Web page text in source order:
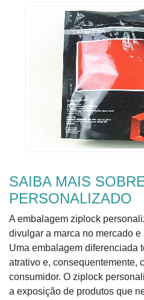
SAIBA MAIS
PERSONALIZADO
A embalagem ziplock
divulgar a marca no mercado
Uma embalagem diferenciada
atrativo e, consequentemente,
consumidor. O ziplock
a exposição de produtos que